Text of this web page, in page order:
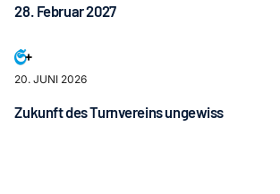
28. Februar 2027
20. JUNI 2026
Zukunft des Turnvereins ungewiss